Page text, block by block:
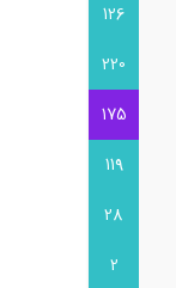
126
220
175
119
28
2